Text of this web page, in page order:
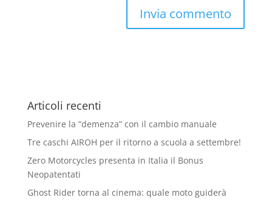
Articoli recenti
Prevenire la “demenza” con il cambio manuale
Tre caschi AIROH per il ritorno a scuola a settembre!
Zero Motorcycles presenta in Italia il Bonus
Neopatentati
Ghost Rider torna al cinema: quale moto guiderà